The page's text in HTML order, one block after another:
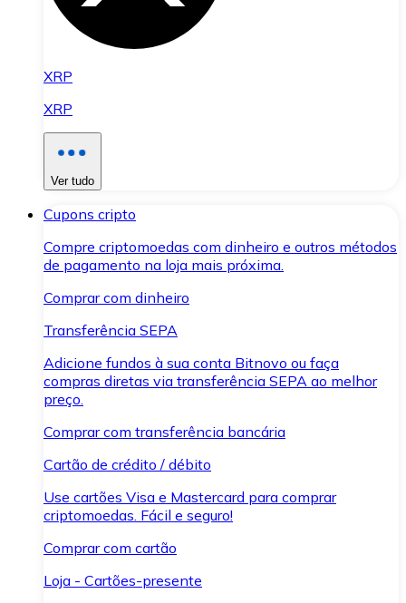
XRP
XRP
Ver tudo
Cupons cripto
Compre criptomoedas com dinheiro e outros métodos
de pagamento na loja mais próxima.
Comprar com dinheiro
Transferência SEPA
Adicione fundos à sua conta Bitnovo ou faça
compras diretas via transferência SEPA ao melhor
preço.
Comprar com transferência bancária
Cartão de crédito / débito
Use cartões Visa e Mastercard para comprar
criptomoedas. Fácil e seguro!
Comprar com cartão
Loja - Cartões-presente